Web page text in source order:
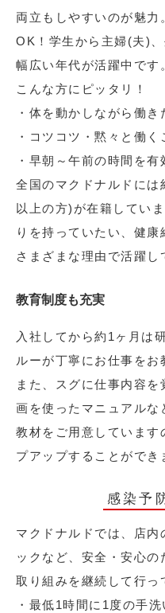
両立もしやすいのが魅力
OK！学生から主婦(夫)
幅広い年代が活躍中です
こんな方にピッタリ！
・体を動かしながら働き
・コツコツ・黙々と働く
・早朝～午前の時間を有
全国のマクドナルドに
以上の方)が在籍してい
りを持っていたい、健
さまざまな理由で活躍し
教育制度も充実
入社してから約1ヶ月は
ルーが丁寧にお仕事をお
また、スグに仕事内容
画を使ったマニュアルな
教材をご用意しています
プアップすることができ
感染予
マクドナルドでは、店内
ックなど、安全・安心
取り組みを継続して行っ
・最低1時間に1度の手洗